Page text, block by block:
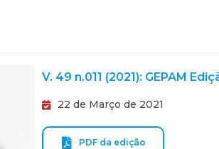
V. 49 n.011 (2021): GEPAM
22 de Março de 2021
PDF da edição